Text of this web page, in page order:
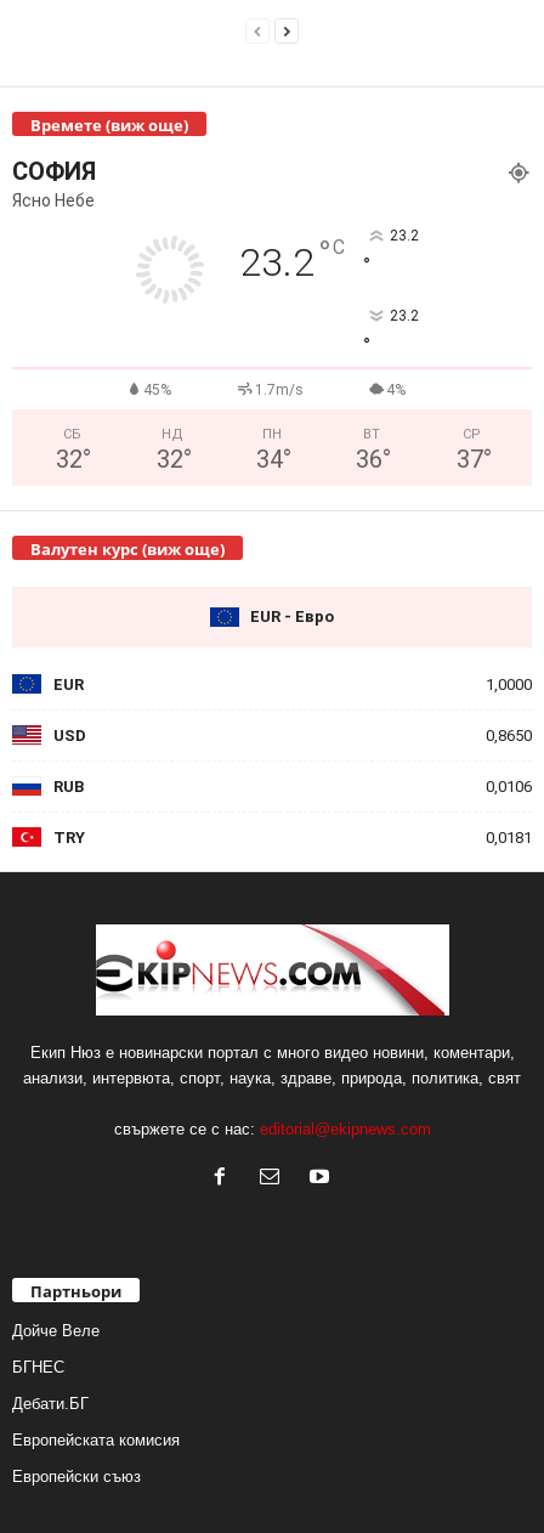
Времете (виж още)
СОФИЯ
Ясно Небе
23.2°C 23.2
°
23.2
°
45% 1.7m/s 4%
СБ
32°
НД
32°
ПН
34°
ВТ
36°
СР
37°
Валутен курс (виж още)
EUR - Евро
EUR 1,0000
USD 0,8650
RUB 0,0106
TRY 0,0181
Екип Нюз е новинарски портал с много видео новини, коментари,
анализи, интервюта, спорт, наука, здраве, природа, политика, свят
свържете се с нас: editorial@ekipnews.com
Партньори
Дойче Веле
БГНЕС
Дебати.БГ
Европейската комисия
Европейски съюз